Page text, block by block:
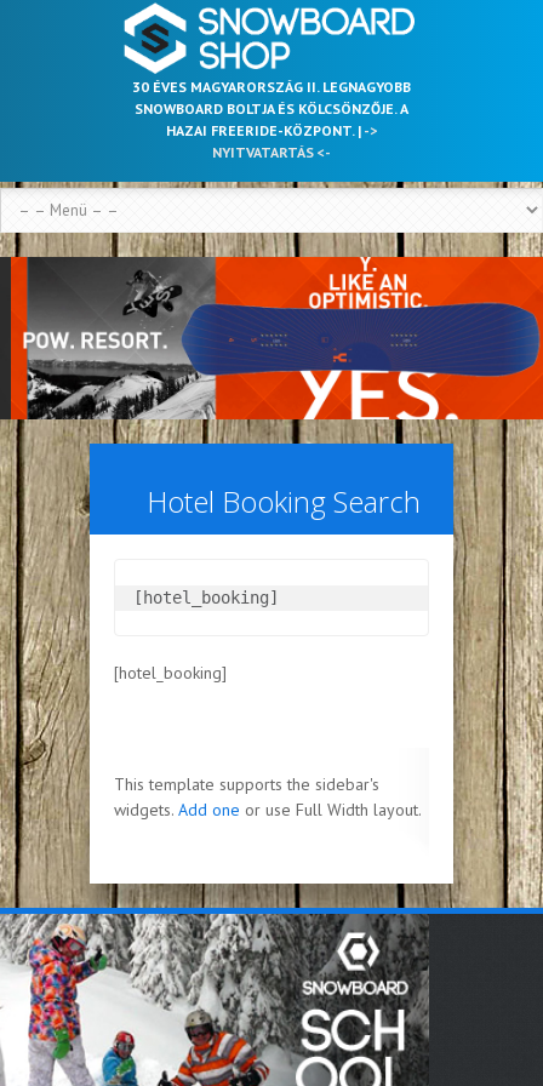
30 ÉVES MAGYARORSZÁG II. LEGNAGYOBB
SNOWBOARD BOLTJA ÉS KÖLCSÖNZŐJE. A
HAZAI FREERIDE-KÖZPONT. | ->
NYITVATARTÁS <-
Hotel Booking Search
[hotel_booking]
[hotel_booking]
This template supports the sidebar's
widgets. Add one or use Full Width layout.